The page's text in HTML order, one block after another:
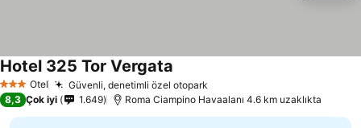
3 YıldızOtel Güvenli, denetimli özel otopark
Hotel 325 Tor Vergata
8,3 Çok iyi 1.649 Roma Ciampino Havaalanı 4.6 km uzaklıkta